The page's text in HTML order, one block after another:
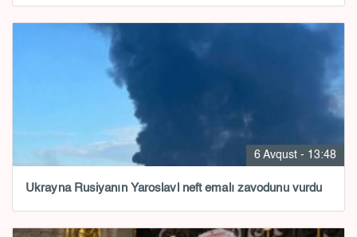
6 Avqust - 13:48
Ukrayna Rusiyanın Yaroslavl neft emalı zavodunu vurdu